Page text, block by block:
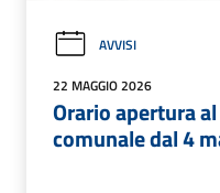
AVVISI
22 MAGGIO 2026
Orario apertura
comunale dal 4